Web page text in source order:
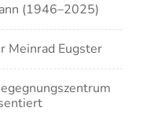
(1946–2025)
Meinrad Eugster